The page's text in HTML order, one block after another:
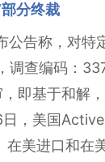
分终裁
告称，对
查编码：
即基于和解
，美国
美进口和在